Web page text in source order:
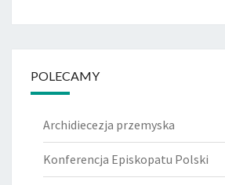
POLECAMY
Archidiecezja przemyska
Konferencja Episkopatu Polski